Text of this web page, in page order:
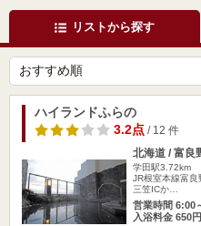
リストから探す
ハイランドふらの
3.2点/ 12 件
北海道 / 富良
学田駅3.72km
JR根室本線富
三笠ICか…
営業時間 6:00
入浴料金 650